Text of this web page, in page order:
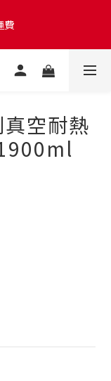
，2~4個工作天完成
空耐熱